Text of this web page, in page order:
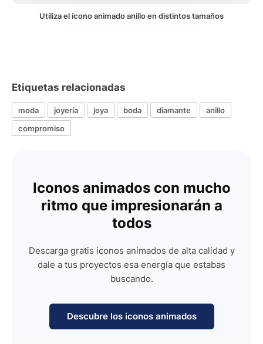
Utiliza el icono animado anillo en distintos tamaños
Etiquetas relacionadas
moda joyería joya boda diamante
anillo
compromiso
Iconos animados con mucho
ritmo que impresionarán a
todos
Descarga gratis iconos animados de alta calidad y
dale a tus proyectos esa energía que estabas
buscando.
Descubre los iconos animados